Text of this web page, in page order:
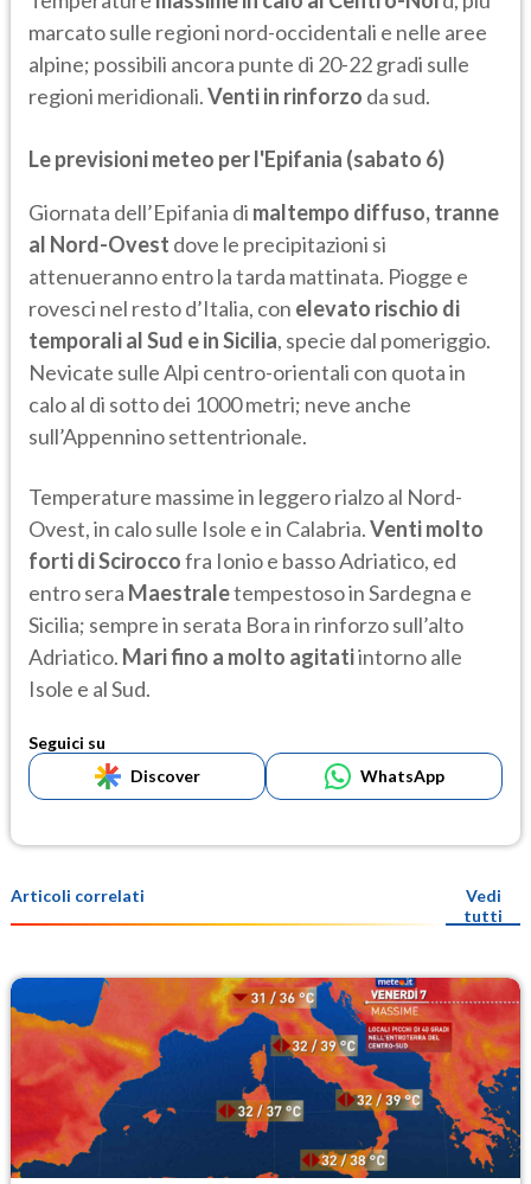
marcato sulle regioni nord-occidentali e nelle aree
alpine; possibili ancora punte di 20-22 gradi sulle
regioni meridionali.Venti in rinforzo da sud.
Le previsioni meteo per l'Epifania (sabato 6)
Giornata dell’Epifania di maltempo diffuso, tranne
al Nord-Ovest dove le precipitazioni si
attenueranno entro la tarda mattinata. Piogge e
rovesci nel resto d’Italia, con elevato rischio di
temporali al Sud e in Sicilia, specie dal pomeriggio.
Nevicate sulle Alpi centro-orientali con quota in
calo al di sotto dei 1000 metri; neve anche
sull’Appennino settentrionale.
Temperature massime in leggero rialzo al Nord-
Ovest, in calo sulle Isole e in Calabria.Venti molto
forti di Sciroccofra Ionio e basso Adriatico, ed
entro sera Maestraletempestoso in Sardegna e
Sicilia; sempre in serata Bora in rinforzo sull’alto
Adriatico. Mari fino a molto agitatiintorno alle
Isole e al Sud.
Seguici su
Discover
WhatsApp
Articoli correlati
Vedi
tutti